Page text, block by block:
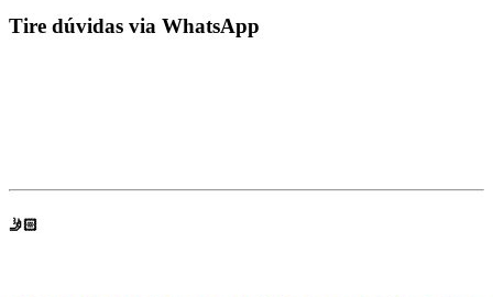
Tire dúvidas via WhatsApp
🤳🏻